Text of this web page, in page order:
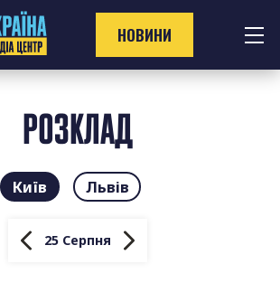
НОВИНИ
РОЗКЛАД
Київ Львів
25 Серпня